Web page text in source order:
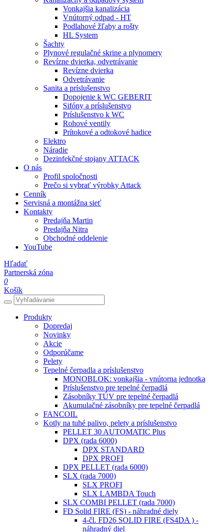
Vonkajšia kanalizácia
Vnútorný odpad - HT
Podlahové žľaby a rošty
HL System
Šachty
Plynové regulačné skrine a plynomery
Revízne dvierka, odvetrávanie
Revízne dvierka
Odvetrávanie
Sanita a príslušenstvo
Dopojenie k WC GEBERIT
Sifóny a príslušenstvo
Príslušenstvo k WC
Rohové ventily
Prítokové a odtokové hadice
Elektro
Náradie
Dezinfekčné stojany ATTACK
O nás
Profil spoločnosti
Prečo si vybrať výrobky Attack
Cenník
Servisná a montážna sieť
Kontakty
Predajňa Martin
Predajňa Nitra
Obchodné oddelenie
YouTube
Hľadať
Partnerská zóna
0
Košík
Produkty
Dopredaj
Novinky
Akcie
Odporúčame
Pelety
Tepelné čerpadla a príslušenstvo
MONOBLOK: vonkajšia - vnútorna jednotka
Príslušenstvo pre tepelné čerpadlá
Zásobníky TÚV pre tepelné čerpadlá
Akumulačné zásobníky pre tepelné čerpadlá
FANCOIL
Kotly na tuhé palivo, pelety a príslušenstvo
PELLET 30 AUTOMATIC Plus
DPX (rada 6000)
DPX STANDARD
DPX PROFI
DPX PELLET (rada 6000)
SLX (rada 7000)
SLX PROFI
SLX LAMBDA Touch
SLX COMBI PELLET (rada 7000)
FD Solid FIRE (FS) - náhradné diely
4-čl. FD26 SOLID FIRE (FS4DA ) -
náhradný diel